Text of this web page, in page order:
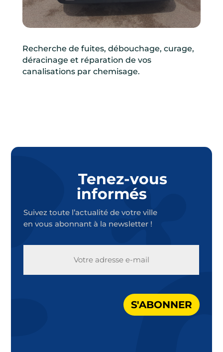
Recherche de fuites, débouchage, curage,
déracinage et réparation de vos
canalisations par chemisage.
Tenez-vous
informés
Suivez toute l’actualité de votre ville
en vous abonnant à la newsletter !
S'ABONNER